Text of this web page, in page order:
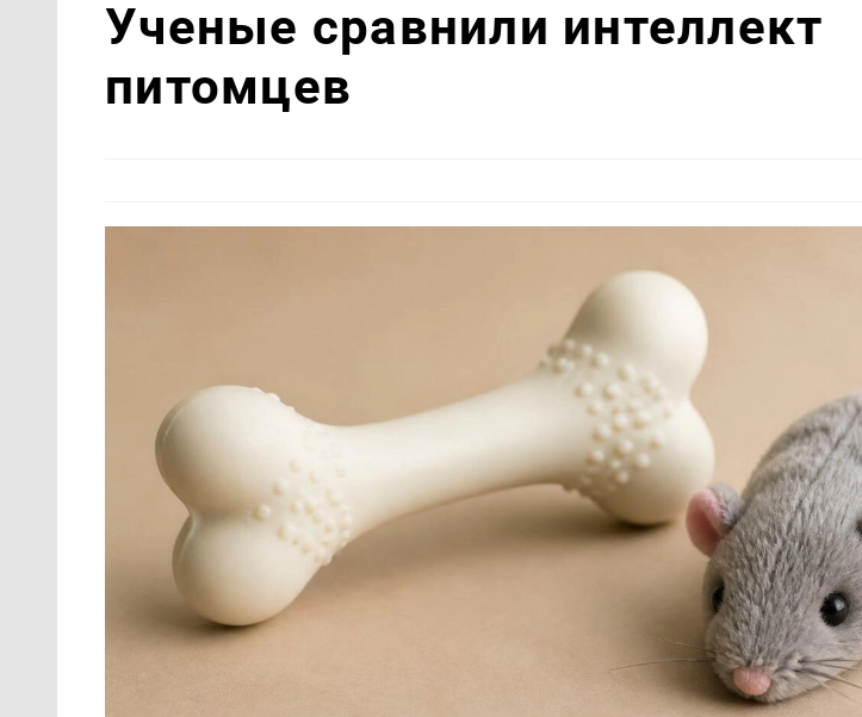
Ученые сравнили интеллект
питомцев